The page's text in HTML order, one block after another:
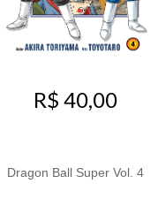
R$ 40,00
Dragon Ball Super Vol. 4